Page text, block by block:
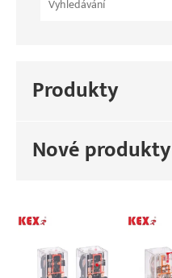
Produkty
Nové produkty